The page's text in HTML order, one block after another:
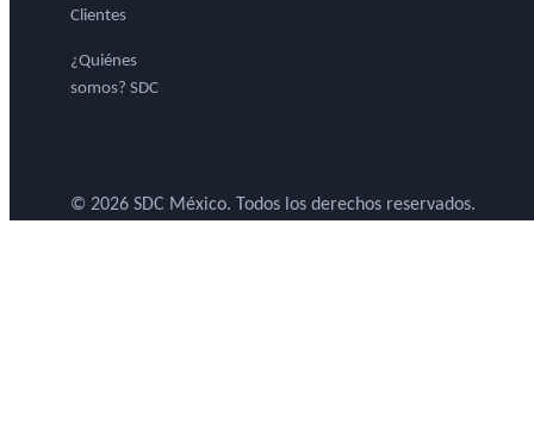
Clientes
¿Quiénes
somos? SDC
© 2026 SDC México. Todos los derechos reservados.